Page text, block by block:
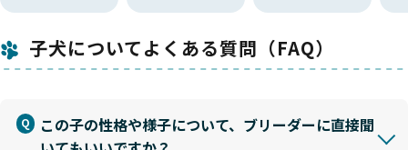
子犬についてよくある質問（FAQ）
この子の性格や様子について、ブリーダーに直接聞